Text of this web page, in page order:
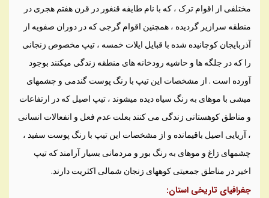
مختلفی از اقوام ترک ، که با نام طايفه قنغور در قرن هفتم هجری در
منطقه سرازير گرديده ، همچنين اقوام گرجی که در دوران صفويه از
آذربايجان کوچانيده شده با قبايل ايلات خمسه ، تيپ مخصوص زنجانی
را که در جلگه ها و حاشيه رودخانه های منطقه زندگی ميکنند بوجود
آورده است . از مشخصات اين تيپ با رنگ پوست گندمی و چشمهای
ميشی با موهای به رنگ سياه ديده ميشوند ، تيپ اصيل که در ارتفاعات
و مناطق کوهستانی زندگی می کنند بعلت عدم فعل و انفعالات انسانی
، آريايی اصيل باقيمانده و از مشخصات اين تيپ با رنگ پوست سفيد ،
چشمهای زاغ و موهای به رنگ بور و مردمانی بسيار آرامند که تيپ
اخير در مناطق جمعيتی کوههای زنجان شمالی اکثريت دارند.
جغرافيای تاريخی استان: